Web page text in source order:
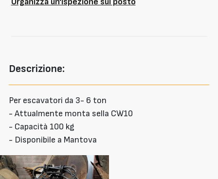
Descrizione:
Per escavatori da 3- 6 ton
- Attualmente monta sella CW10
- Capacità 100 kg
- Disponibile a Mantova